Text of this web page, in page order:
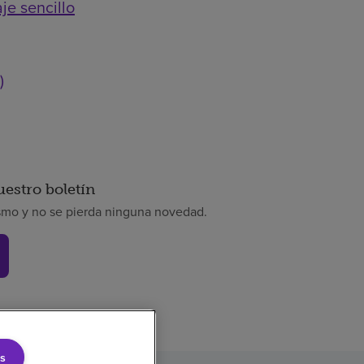
sencillo
boletín
y no se pierda ninguna novedad.